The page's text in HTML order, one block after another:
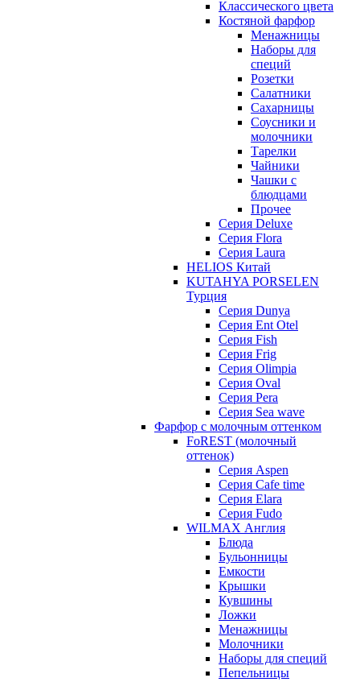
Классического цвета
Костяной фарфор
Менажницы
Наборы для
специй
Розетки
Салатники
Сахарницы
Соусники и
молочники
Тарелки
Чайники
Чашки с
блюдцами
Прочее
Серия Deluxe
Серия Flora
Серия Laura
HELIOS Китай
KUTAHYA PORSELEN
Турция
Серия Dunya
Серия Ent Otel
Серия Fish
Серия Frig
Серия Olimpia
Серия Oval
Серия Pera
Серия Sea wave
Фарфор с молочным оттенком
FoREST (молочный
оттенок)
Серия Aspen
Серия Cafe time
Серия Elara
Серия Fudo
WILMAX Англия
Блюда
Бульонницы
Емкости
Крышки
Кувшины
Ложки
Менажницы
Молочники
Наборы для специй
Пепельницы